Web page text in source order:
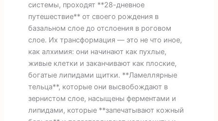
системы, проходят **28-дневное
путешествие** от своего рождения в
базальном слое до отслоения в роговом
слое. Их трансформация — это не что иное,
как алхимия: они начинают как пухлые,
живые клетки и заканчивают как плоские,
богатые липидами щитки. **Ламеллярные
тельца**, которые они высвобождают в
зернистом слое, насыщены ферментами и
липидами, которые **запечатывают кожный